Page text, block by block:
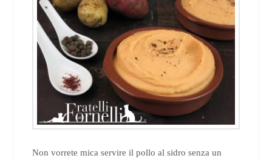
Non vorrete mica servire il pollo al sidro senza un